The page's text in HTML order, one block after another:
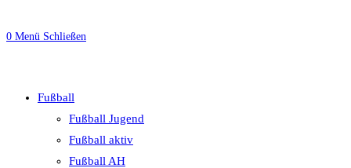
0 Menü Schließen
Fußball
Fußball Jugend
Fußball aktiv
Fußball AH